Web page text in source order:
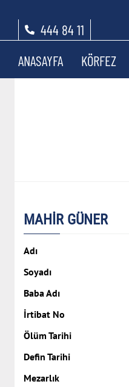
444 84 11
ANASAYFA
KÖRFEZ
MAHİR GÜNER
Adı
Soyadı
Baba Adı
İrtibat No
Ölüm Tarihi
Defin Tarihi
Mezarlık